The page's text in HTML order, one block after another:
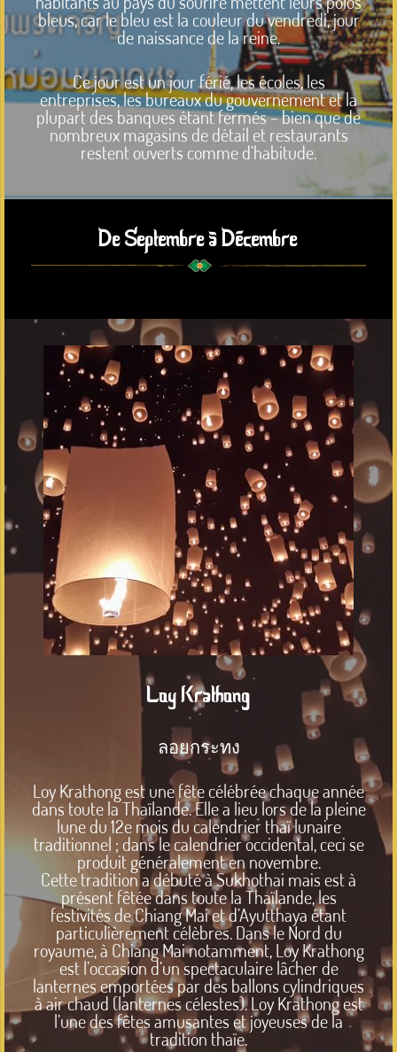
bleus, car le bleu est la couleur du vendredi, jour
de naissance de la reine.
Ce jour est un jour férié, les écoles, les
entreprises, les bureaux du gouvernement et la
plupart des banques étant fermés – bien que de
nombreux magasins de détail et restaurants
restent ouverts comme d’habitude.
De Septembre à Décembre
Loy Krathong
ลอยกระทง
Loy Krathong est une fête célébrée chaque année
dans toute la Thaïlande. Elle a lieu lors de la pleine
lune du 12e mois du calendrier thaï lunaire
traditionnel ; dans le calendrier occidental, ceci se
produit généralement en novembre.
Cette tradition a débuté à Sukhothai mais est à
présent fêtée dans toute la Thaïlande, les
festivités de Chiang Mai et d’Ayutthaya étant
particulièrement célèbres. Dans le Nord du
royaume, à Chiang Mai notamment, Loy Krathong
est l’occasion d’un spectaculaire lâcher de
lanternes emportées par des ballons cylindriques
à air chaud (lanternes célestes). Loy Krathong est
l’une des fêtes amusantes et joyeuses de la
tradition thaïe.